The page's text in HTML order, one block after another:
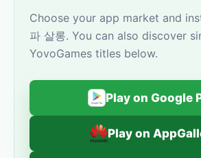
Choose your app market and
파 살롱. You can also discover
YovoGames titles below.
Play on Google
Play on